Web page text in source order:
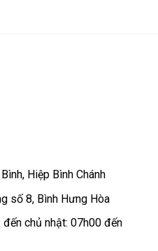
Hiệp Bình Chánh
số 8, Bình Hưng Hòa
chủ nhật: 07h00 đến